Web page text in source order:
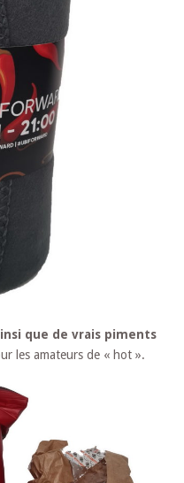
que de vrais piments
les amateurs de « hot ».